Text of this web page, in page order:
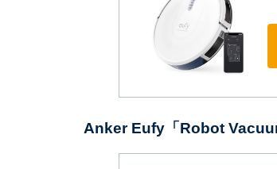
Anker Eufy「‎Robot